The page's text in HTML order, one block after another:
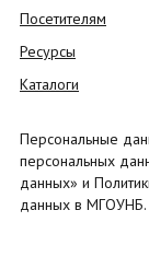
Посетителям
Ресурсы
Каталоги
Персональные
персональных
данных» и
данных в МГОУНБ.